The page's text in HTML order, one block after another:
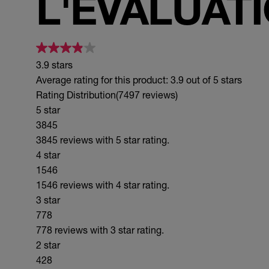
3.9 stars
Average rating for this product: 3.9 out of 5 stars
Rating Distribution(7497 reviews)
5 star
3845
3845 reviews with 5 star rating.
4 star
1546
1546 reviews with 4 star rating.
3 star
778
778 reviews with 3 star rating.
2 star
428